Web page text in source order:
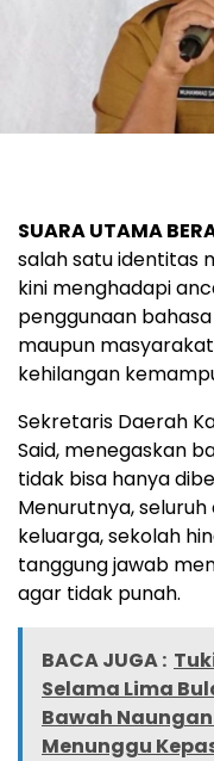
SUARA UTAMA
salah satu identitas
kini menghadapi
penggunaan
maupun
kehilangan
Sekretaris Daerah
Said, menegaskan
tidak bisa hanya
Menurutnya,
keluarga, sekolah
tanggung jawab
agar tidak punah.
BACA JUGA :
Selama Lima
Bawah
Menunggu